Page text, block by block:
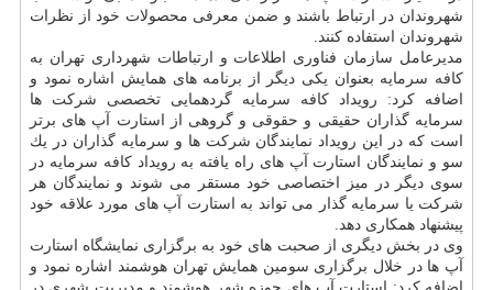
شهروندان در ارتباط باشند و ضمن معرفی محصولات خود از نظرات
شهروندان استفاده كنند.
مدیرعامل سازمان فناوری اطلاعات و ارتباطات شهرداری تهران به
كافه سرمایه بعنوان یكی دیگر از برنامه های همایش اشاره نمود و
اضافه كرد: رویداد كافه سرمایه گردهمایی تخصصی شركت ها
سرمایه گذاران حقیقی و حقوقی و گروهی از استارت آپ های برتر
است كه در این رویداد نمایندگان شركت ها و سرمایه گذاران در یك
سو و نمایندگان استارت آپ های راه یافته به رویداد كافه سرمایه در
سوی دیگر در میز اختصاصی خود مستقر می شوند و نمایندگان هر
شركت یا سرمایه گذار می تواند به استارت آپ های مورد علاقه خود
پیشنهاد همكاری دهد.
وی در بخش دیگری از صحبت های خود به برگزاری نمایشگاه استارت
آپ ها در خلال برگزاری سومین همایش تهران هوشمند اشاره نمود و